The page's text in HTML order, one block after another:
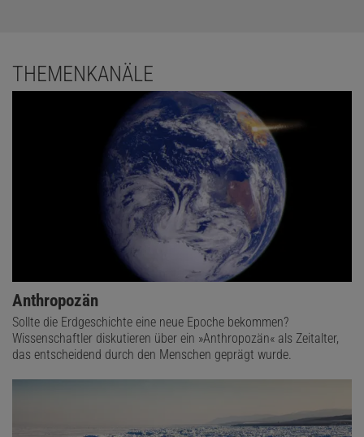
THEMENKANÄLE
Anthropozän
Sollte die Erdgeschichte eine neue Epoche bekommen?
Wissenschaftler diskutieren über ein »Anthropozän« als Zeitalter,
das entscheidend durch den Menschen geprägt wurde.